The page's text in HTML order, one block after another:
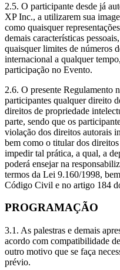
2.5. O participante desde já
XP Inc., a utilizarem sua
como quaisquer
demais características
quaisquer limites de números
internacional a qualquer
participação no Evento.
2.6. O presente Regulamento
participantes qualquer direito
direitos de propriedade
parte, sendo que os
violação dos direitos autorais
bem como o titular dos
impedir tal prática, a qual, a
poderá ensejar na
termos da Lei 9.160/1998,
Código Civil e no artigo 184
PROGRAMAÇÃO
3.1. As palestras e demais
acordo com compatibilidade
outro motivo que se faça
prévio.